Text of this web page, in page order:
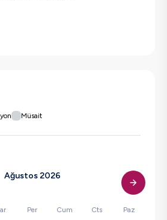
Müsait
Ağustos 2026
Per Cum Cts Paz